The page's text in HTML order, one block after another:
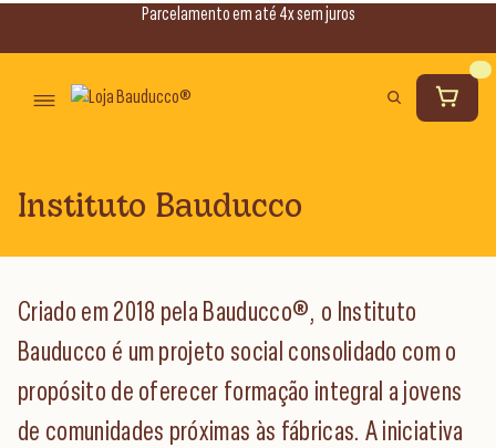
Parcelamento em até 4x sem juros
Instituto Bauducco
Criado em 2018 pela Bauducco®, o Instituto
Bauducco é um projeto social consolidado com o
propósito de oferecer formação integral a jovens
de comunidades próximas às fábricas. A iniciativa